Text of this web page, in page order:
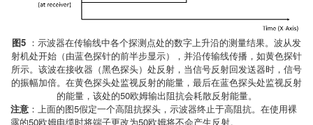
图5 ：示波器在传输线中各个探测点处的数字上升沿的测量结果。波从发
射机处开始（由蓝色探针的前半步显示），并沿传输线传播，如黄色探针
所示。该波在接收器（黑色探头）处反射，当信号反射回发送器时，信号
的振幅加倍。在黄色探头处监视反射的能量，最后在蓝色探头处监视反射
的能量，该处的50欧姆输出阻抗会耗散反射能量。
注意 ：上面的图5假定一个高阻抗探头，示波器终止于高阻抗。在使用裸
露的50欧姆电缆时将端子更改为50欧姆将不会产生反射。